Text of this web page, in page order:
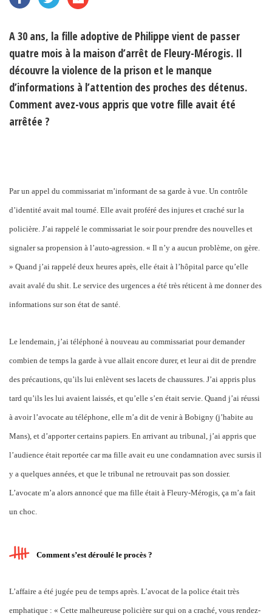
A 30 ans, la fille adoptive de Philippe vient de passer
quatre mois à la maison d’arrêt de Fleury-Mérogis. Il
découvre la violence de la prison et le manque
d’informations à l’attention des proches des détenus.
Comment avez-vous appris que votre fille avait été
arrêtée ?
Par un appel du commissariat m’informant de sa garde à vue. Un contrôle
d’identité avait mal tourné. Elle avait proféré des injures et craché sur la
policière. J’ai rappelé le commissariat le soir pour prendre des nouvelles et
signaler sa propension à l’auto-agression. « Il n’y a aucun problème, on gère.
» Quand j’ai rappelé deux heures après, elle était à l’hôpital parce qu’elle
avait avalé du shit. Le service des urgences a été très réticent à me donner des
informations sur son état de santé.
Le lendemain, j’ai téléphoné à nouveau au commissariat pour demander
combien de temps la garde à vue allait encore durer, et leur ai dit de prendre
des précautions, qu’ils lui enlèvent ses lacets de chaussures. J’ai appris plus
tard qu’ils les lui avaient laissés, et qu’elle s’en était servie. Quand j’ai réussi
à avoir l’avocate au téléphone, elle m’a dit de venir à Bobigny (j’habite au
Mans), et d’apporter certains papiers. En arrivant au tribunal, j’ai appris que
l’audience était reportée car ma fille avait eu une condamnation avec sursis il
y a quelques années, et que le tribunal ne retrouvait pas son dossier.
L’avocate m’a alors annoncé que ma fille était à Fleury-Mérogis, ça m’a fait
un choc.
Comment s’est déroulé le procès ?
L’affaire a été jugée peu de temps après. L’avocat de la police était très
emphatique : « Cette malheureuse policière sur qui on a craché, vous rendez-